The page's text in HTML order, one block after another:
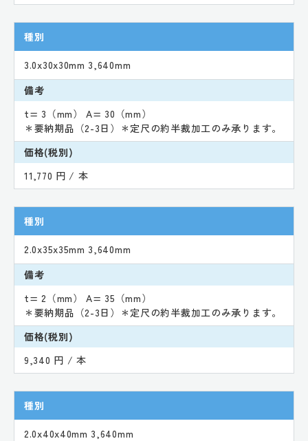
種別
3.0x30x30mm 3,640mm
備考
t= 3（mm） A= 30（mm）
＊要納期品（2-3日）＊定尺の約半裁加工のみ承ります。
価格(税別)
11,770 円 / 本
種別
2.0x35x35mm 3,640mm
備考
t= 2（mm） A= 35（mm）
＊要納期品（2-3日）＊定尺の約半裁加工のみ承ります。
価格(税別)
9,340 円 / 本
種別
2.0x40x40mm 3,640mm